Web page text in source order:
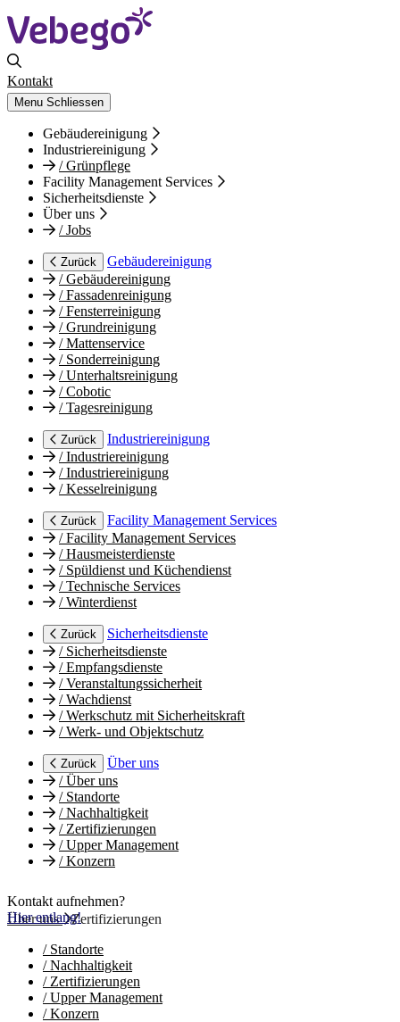
Kontakt
Menu Schliessen
Gebäudereinigung
Industriereinigung
/Grünpflege
Facility Management Services
Sicherheitsdienste
Über uns
/Jobs
Zurück
Gebäudereinigung
/Gebäudereinigung
/Fassadenreinigung
/Fensterreinigung
/Grundreinigung
/Mattenservice
/Sonderreinigung
/Unterhaltsreinigung
/Cobotic
/Tagesreinigung
Zurück
Industriereinigung
/Industriereinigung
/Industriereinigung
/Kesselreinigung
Zurück
Facility Management Services
/Facility Management Services
/Hausmeisterdienste
/Spüldienst und Küchendienst
/Technische Services
/Winterdienst
Zurück
Sicherheitsdienste
/Sicherheitsdienste
/Empfangsdienste
/Veranstaltungssicherheit
/Wachdienst
/Werkschutz mit Sicherheitskraft
/Werk- und Objektschutz
Zurück
Über uns
/Über uns
/Standorte
/Nachhaltigkeit
/Zertifizierungen
/Upper Management
/Konzern
Kontakt aufnehmen?
Hier entlang!
Über uns Zertifizierungen
/Standorte
/Nachhaltigkeit
/Zertifizierungen
/Upper Management
/Konzern